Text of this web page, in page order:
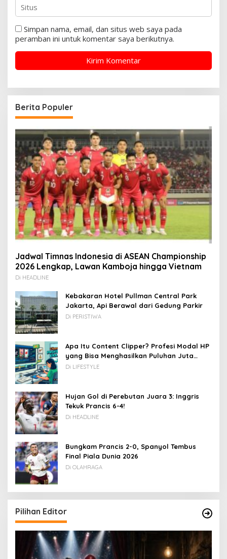
Simpan nama, email, dan situs web saya pada
peramban ini untuk komentar saya berikutnya.
Berita Populer
Jadwal Timnas Indonesia di ASEAN Championship
2026 Lengkap, Lawan Kamboja hingga Vietnam
Di HEADLINE
Kebakaran Hotel Pullman Central Park
Jakarta, Api Berawal dari Gedung Parkir
Di PERISTIWA
Apa Itu Content Clipper? Profesi Modal HP
yang Bisa Menghasilkan Puluhan Juta
Rupiah
Di LIFESTYLE
Hujan Gol di Perebutan Juara 3: Inggris
Tekuk Prancis 6-4!
Di HEADLINE
Bungkam Prancis 2-0, Spanyol Tembus
Final Piala Dunia 2026
Di OLAHRAGA
Pilihan Editor